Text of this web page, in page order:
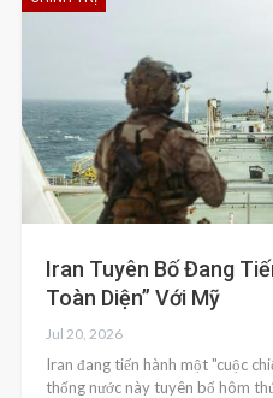
Iran Tuyên Bố Đang
Toàn Diện” Với Mỹ
Jul 20, 2026
Iran đang tiến hành một "cuộc
thống nước này tuyên bố hôm